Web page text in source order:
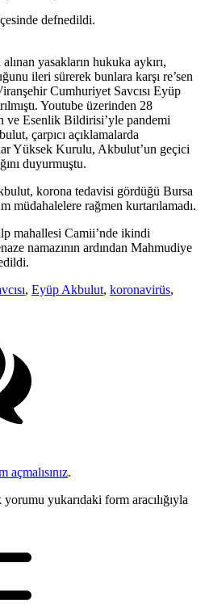
defnedildi.
yasakların hukuka aykırı,
ileri sürerek bunlara karşı re’sen
Cumhuriyet Savcısı Eyüp
Youtube üzerinden 28
ve Esenlik Bildirisi’yle pandemi
çarpıcı açıklamalarda
Yüksek Kurulu, Akbulut’un geçici
duyurmuştu.
korona tedavisi gördüğü Bursa
müdahalelere rağmen kurtarılamadı.
mahallesi Camii’nde ikindi
namazının ardından Mahmudiye
, Eyüp Akbulut, koronavirüs,
açmalısınız.
yukarıdaki form aracılığıyla